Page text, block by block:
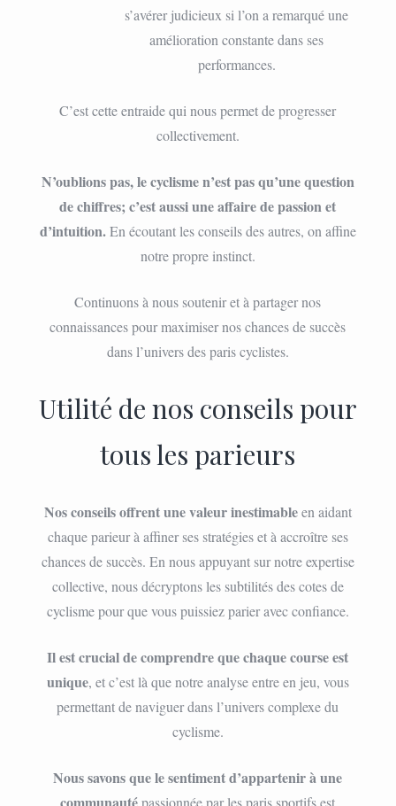
s’avérer judicieux si l’on a remarqué une
amélioration constante dans ses
performances.
C’est cette entraide qui nous permet de progresser
collectivement.
N’oublions pas, le cyclisme n’est pas qu’une question
de chiffres; c’est aussi une affaire de passion et
d’intuition.En écoutant les conseils des autres, on affine
notre propre instinct.
Continuons à nous soutenir et à partager nos
connaissances pour maximiser nos chances de succès
dans l’univers des paris cyclistes.
Utilité de nos conseils pour
tous les parieurs
Nos conseils offrent une valeur inestimableen aidant
chaque parieur à affiner ses stratégies et à accroître ses
chances de succès. En nous appuyant sur notre expertise
collective, nous décryptons les subtilités des cotes de
cyclisme pour que vous puissiez parier avec confiance.
Il est crucial de comprendre que chaque course est
unique, et c’est là que notre analyse entre en jeu, vous
permettant de naviguer dans l’univers complexe du
cyclisme.
Nous savons que le sentiment d’appartenir à une
communautépassionnée par les paris sportifs est